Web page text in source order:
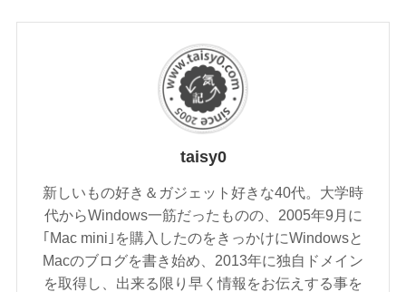
taisy0
新しいもの好き＆ガジェット好きな40代。大学時
代からWindows一筋だったものの、2005年9月に
｢Mac mini｣を購入したのをきっかけにWindowsと
Macのブログを書き始め、2013年に独自ドメイン
を取得し、出来る限り早く情報をお伝えする事を